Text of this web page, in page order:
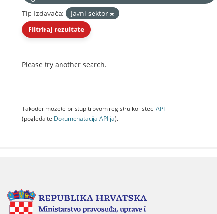
Tip Izdavača:
Javni sektor
Filtriraj rezultate
Please try another search.
Također možete pristupiti ovom registru koristeći API
(pogledajte Dokumenаtаcijа API-jа).